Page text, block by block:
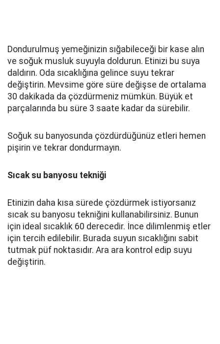
Dondurulmuş yemeğinizin sığabileceği bir kase alın
ve soğuk musluk suyuyla doldurun. Etinizi bu suya
daldırın. Oda sıcaklığına gelince suyu tekrar
değiştirin. Mevsime göre süre değişse de ortalama
30 dakikada da çözdürmeniz mümkün. Büyük et
parçalarında bu süre 3 saate kadar da sürebilir.
Soğuk su banyosunda çözdürdüğünüz etleri hemen
pişirin ve tekrar dondurmayın.
Sıcak su banyosu tekniği
Etinizin daha kısa sürede çözdürmek istiyorsanız
sıcak su banyosu tekniğini kullanabilirsiniz. Bunun
için ideal sıcaklık 60 derecedir. İnce dilimlenmiş etler
için tercih edilebilir. Burada suyun sıcaklığını sabit
tutmak püf noktasıdır. Ara ara kontrol edip suyu
değiştirin.